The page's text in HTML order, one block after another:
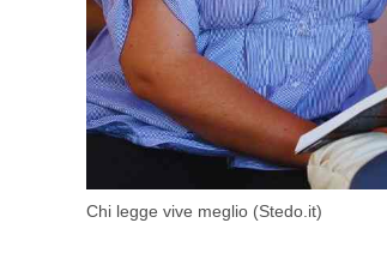
Chi legge vive meglio (Stedo.it)